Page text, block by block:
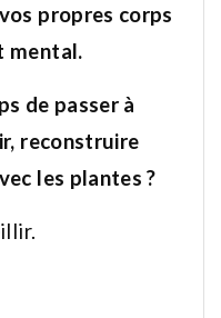
propres corps
mental.
de passer à
reconstruire
les plantes ?